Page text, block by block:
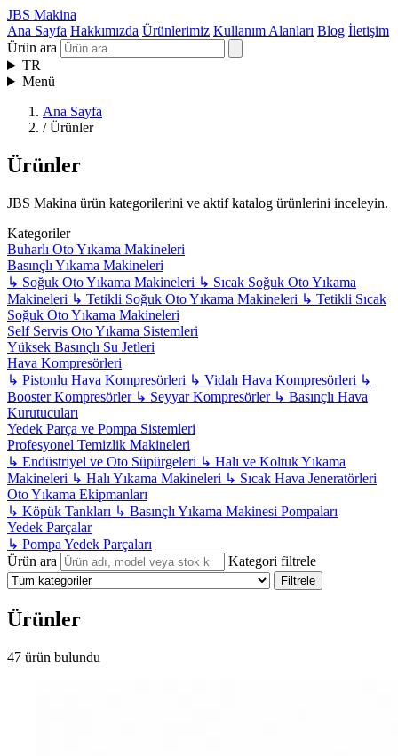
JBS Makina
Ana Sayfa Hakkımızda Ürünlerimiz Kullanım Alanları Blog İletişim
Ürün ara
TR
Menü
Ana Sayfa
/ Ürünler
Ürünler
JBS Makina ürün kategorilerini ve aktif katalog ürünlerini inceleyin.
Kategoriler
Buharlı Oto Yıkama Makineleri
Basınçlı Yıkama Makineleri
↳ Soğuk Oto Yıkama Makineleri ↳ Sıcak Soğuk Oto Yıkama
Makineleri ↳ Tetikli Soğuk Oto Yıkama Makineleri ↳ Tetikli Sıcak
Soğuk Oto Yıkama Makineleri
Self Servis Oto Yıkama Sistemleri
Yüksek Basınçlı Su Jetleri
Hava Kompresörleri
↳ Pistonlu Hava Kompresörleri ↳ Vidalı Hava Kompresörleri ↳
Booster Kompresörler ↳ Seyyar Kompresörler ↳ Basınçlı Hava
Kurutucuları
Yedek Parça ve Pompa Sistemleri
Profesyonel Temizlik Makineleri
↳ Endüstriyel ve Oto Süpürgeleri ↳ Halı ve Koltuk Yıkama
Makineleri ↳ Halı Yıkama Makineleri ↳ Sıcak Hava Jeneratörleri
Oto Yıkama Ekipmanları
↳ Köpük Tankları ↳ Basınçlı Yıkama Makinesi Pompaları
Yedek Parçalar
↳ Pompa Yedek Parçaları
Ürün ara
Kategori filtrele
Filtrele
Ürünler
47 ürün bulundu